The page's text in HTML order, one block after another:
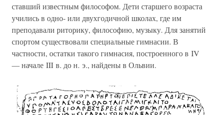
ставший известным философом. Дети старшего возраста
учились в одно- или двухгодичной школах, где им
преподавали риторику, философию, музыку. Для занятий
спортом существовали специальные гимнасии. В
частности, остатки такого гимнасия, построенного в IV
— начале III в. до н. э., найдены в Ольвии.